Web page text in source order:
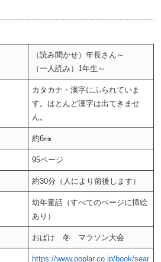
（読み聞かせ）年長さん～
（一人読み）1年生～
カタカナ・漢字にふられていま
す。ほとんど漢字は出てきませ
ん。
約6㎜
95ページ
約30分（人により前後します）
幼年童話（すべてのページに挿絵
あり）
おばけ 冬 マラソン大会
https://www.poplar.co.jp/book/sear